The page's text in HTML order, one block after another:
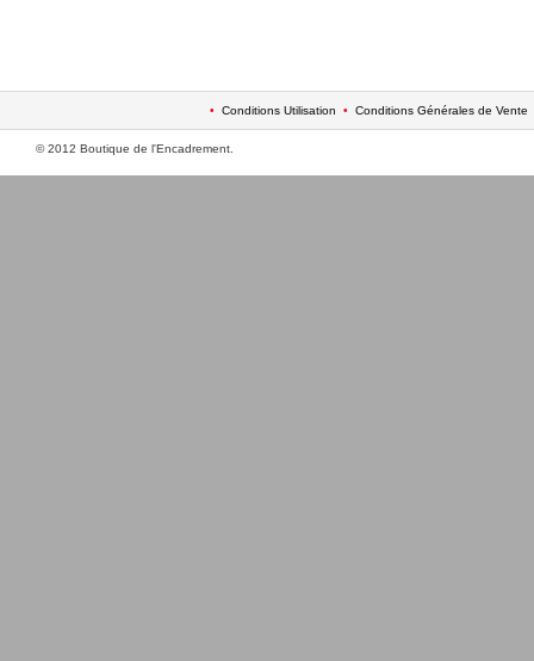
• Conditions Utilisation • Conditions Générales de Vente
© 2012 Boutique de l'Encadrement.